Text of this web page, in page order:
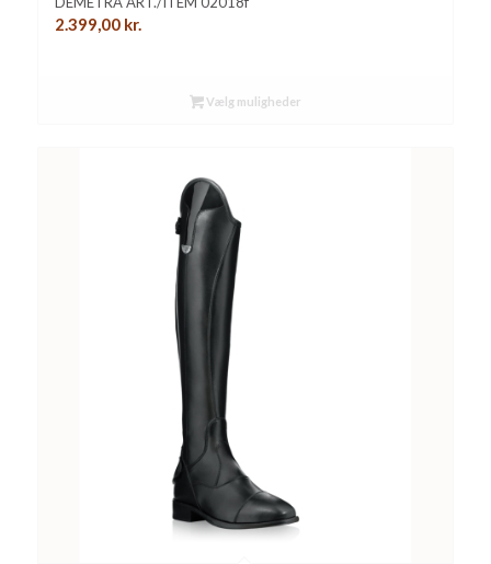
2.399,00 kr.
Vælg muligheder